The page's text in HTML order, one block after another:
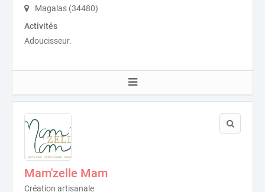
Magalas (34480)
Activités
Adoucisseur.
Mam'zelle Mam
Création artisanale